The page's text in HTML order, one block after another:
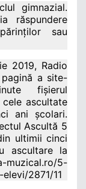
gimnazial.
răspundere
sau
2019, Radio
a site-
fișierul
ascultate
ani școlari.
Ascultă 5
ultimii cinci
ascultare la
5-
2871/11